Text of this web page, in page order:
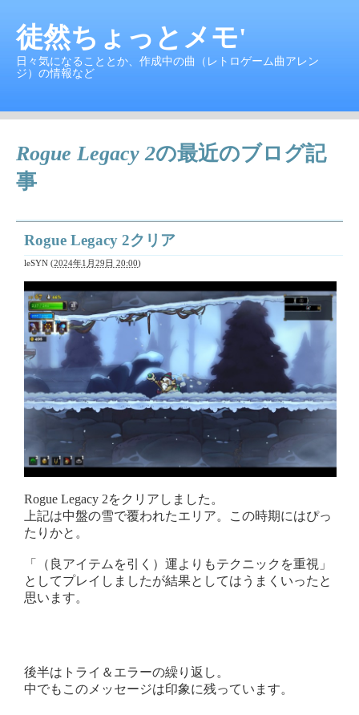
徒然ちょっとメモ'
日々気になることとか、作成中の曲（レトロゲーム曲アレン
ジ）の情報など
Rogue Legacy 2の最近のブログ記
事
Rogue Legacy 2クリア
leSYN (2024年1月29日 20:00)
Rogue Legacy 2をクリアしました。
上記は中盤の雪で覆われたエリア。この時期にはぴっ
たりかと。
「（良アイテムを引く）運よりもテクニックを重視」
としてプレイしましたが結果としてはうまくいったと
思います。
後半はトライ＆エラーの繰り返し。
中でもこのメッセージは印象に残っています。